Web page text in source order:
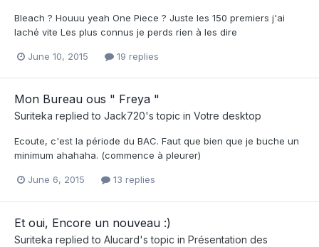
Bleach ? Houuu yeah One Piece ? Juste les 150 premiers j'ai
laché vite Les plus connus je perds rien à les dire
June 10, 2015 19 replies
Mon Bureau ous " Freya "
Suriteka replied to Jack720's topic in Votre desktop
Ecoute, c'est la période du BAC. Faut que bien que je buche un
minimum ahahaha. (commence à pleurer)
June 6, 2015 13 replies
Et oui, Encore un nouveau :)
Suriteka replied to Alucard's topic in Présentation des